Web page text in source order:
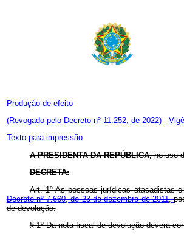
Produção de efeito
(Revogado pelo Decreto nº 11.252, de 2022)
Texto para impressão
A PRESIDENTA DA REPÚBLICA,no uso
DECRETA:
Art. 1º As pessoas jurídicas atacadistas
Decreto nº 7.660, de 23 de dezembro de 2011,
de devolução.
§ 1º Da nota fiscal de devolução deverá